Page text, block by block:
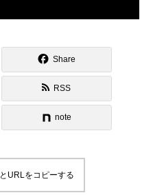
Share
RSS
note
URLをコピーする